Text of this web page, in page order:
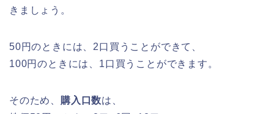
きましょう。
50円のときには、2口買うことができて、
100円のときには、1口買うことができます。
そのため、 購入口数は、